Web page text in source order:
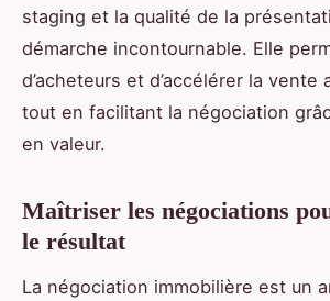
staging et la qualité de la
démarche incontournable. Elle
d’acheteurs et d’accélérer la vente
tout en facilitant la négociation
en valeur.
Maîtriser les négociations
le résultat
La négociation immobilière est un